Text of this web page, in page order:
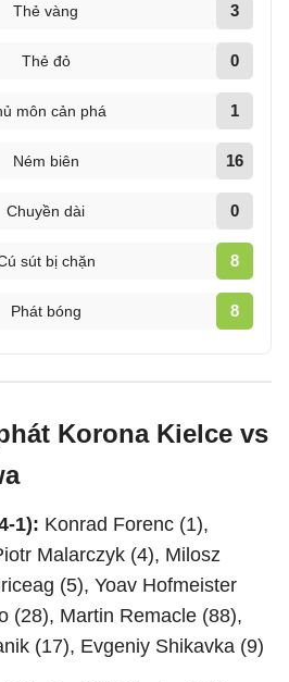
Thẻ vàng 3
Thẻ đỏ 0
môn cản phá 1
Ném biên 16
Chuyền dài 0
sút bị chặn 8
Phát bóng 8
Korona Kielce vs
1): Konrad Forenc (1),
Malarczyk (4), Milosz
(5), Yoav Hofmeister
(28), Martin Remacle (88),
(17), Evgeniy Shikavka (9)